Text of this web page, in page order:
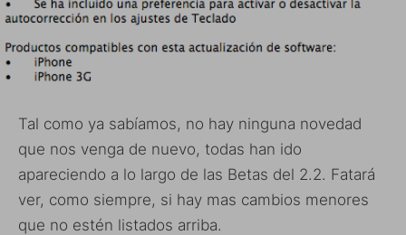
Tal como ya sabíamos, no hay ninguna novedad
que nos venga de nuevo, todas han ido
apareciendo a lo largo de las Betas del 2.2. Fatará
ver, como siempre, si hay mas cambios menores
que no estén listados arriba.